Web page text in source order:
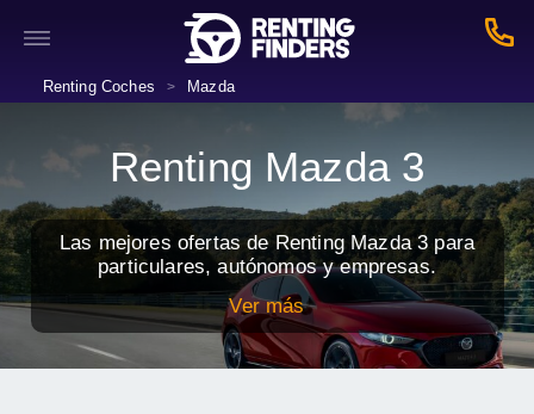
Renting Coches > Mazda
Renting Mazda 3
Las mejores ofertas de Renting Mazda 3 para
particulares, autónomos y empresas.
Ver más